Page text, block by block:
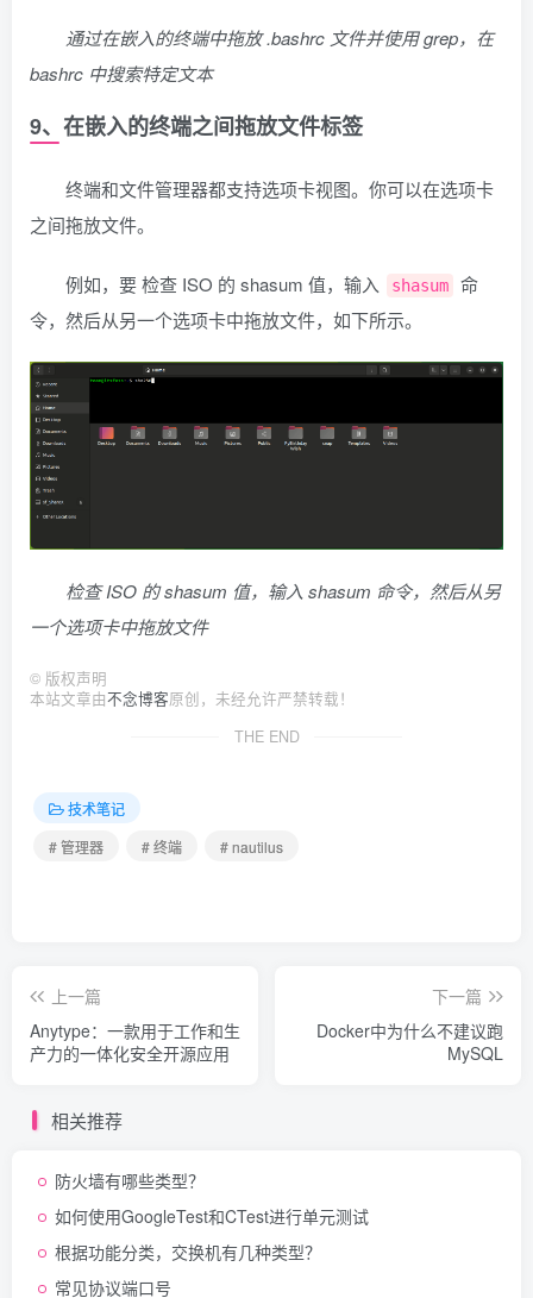
通过在嵌入的终端中拖放 .bashrc 文件并使用 grep，在
bashrc 中搜索特定文本
9、在嵌入的终端之间拖放文件标签
终端和文件管理器都支持选项卡视图。你可以在选项卡
之间拖放文件。
例如，要 检查 ISO 的 shasum 值，输入 shasum
命
令，然后从另一个选项卡中拖放文件，如下所示。
检查 ISO 的 shasum 值，输入 shasum 命令，然后从另
一个选项卡中拖放文件
© 版权声明
本站文章由不念博客原创，未经允许严禁转载！
THE END
技术笔记
# 管理器
# 终端 # nautilus
上一篇
Anytype：一款用于工作和生
产力的一体化安全开源应用
下一篇
Docker中为什么不建议跑
MySQL
相关推荐
防火墙有哪些类型？
如何使用GoogleTest和CTest进行单元测试
根据功能分类，交换机有几种类型？
常见协议端口号